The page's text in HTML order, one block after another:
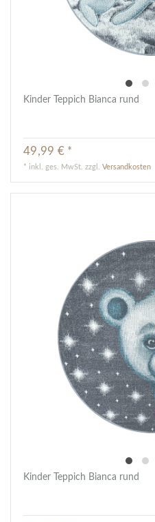
Kinder Teppich Bianca rund
49,99 € *
* inkl. ges. MwSt. zzgl.Versandkosten
Kinder Teppich Bianca rund